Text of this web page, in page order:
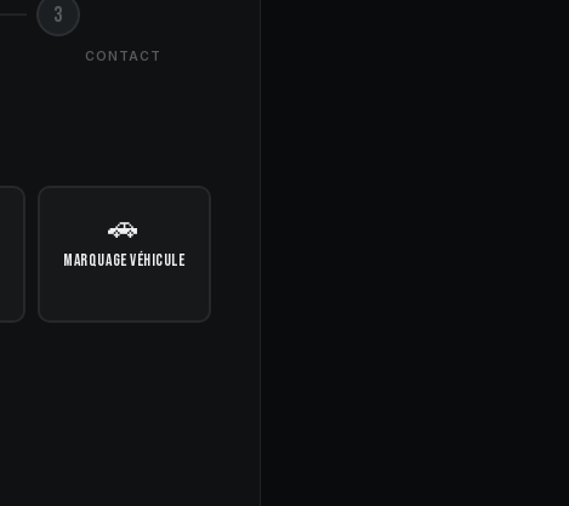
3
CONTACT
🚗
MARQUAGE VÉHICULE